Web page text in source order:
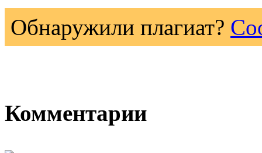
Обнаружили плагиат?
Комментарии